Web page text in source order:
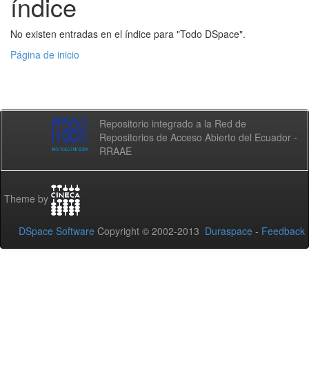
No existen entradas en el índice para "Todo DSpace".
Página de inicio
Repositorio integrado a la Red de
Repositorios de Acceso Abierto del Ecuador -
RRAAE
Theme by
DSpace Software Copyright © 2002-2013 Duraspace - Feedback